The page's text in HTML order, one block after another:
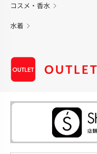
コスメ・香水
水着